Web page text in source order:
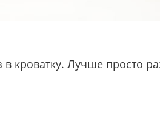
кроватку. Лучше просто